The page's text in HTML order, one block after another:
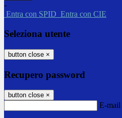
-
Entra con SPID Entra con CIE
Seleziona utente
button close ×
Recupero password
button close ×
E-mail